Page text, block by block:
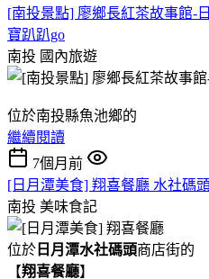
[南投景點] 廖鄉長紅茶故事館-
寶趴趴go
南投 國內旅遊
位於南投縣魚池鄉的
繼續閱讀
7個月前
[日月潭美食] 翔喜餐廳 水社碼
南投 美味食記
位於 日月潭水社碼頭商店街的
【翔喜餐廳】